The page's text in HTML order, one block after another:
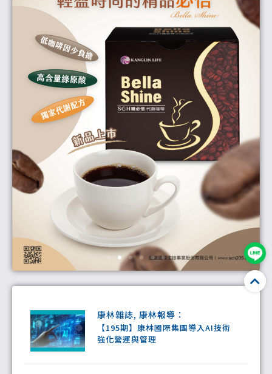
康林雜誌,康林報導 ：
【195期】康林國際集團導入AI技術
強化營運與管理